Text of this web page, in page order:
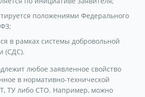
положениями Федерального
в рамках системы добровольной
(СДС).
любое заявленное свойство
в нормативно-технической
ТУ либо СТО. Например, можно